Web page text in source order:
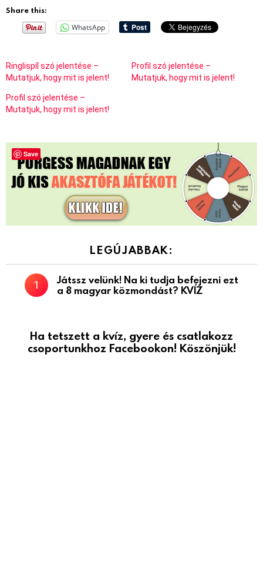
Share this:
WhatsApp
Ringlispíl szó jelentése –
Mutatjuk, hogy mit is jelent!
Profil szó jelentése –
Mutatjuk, hogy mit is jelent!
Profil szó jelentése –
Mutatjuk, hogy mit is jelent!
LEGÚJABBAK:
Játssz velünk! Na ki tudja befejezni ezt
a 8 magyar közmondást? KVÍZ
Ha tetszett a kvíz, gyere és csatlakozz
csoportunkhoz Facebookon! Köszönjük!
Save